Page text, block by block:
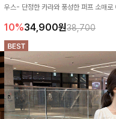
우스- 단정한 카라와 풍성한 퍼프 소매로
10%34,900원38,700